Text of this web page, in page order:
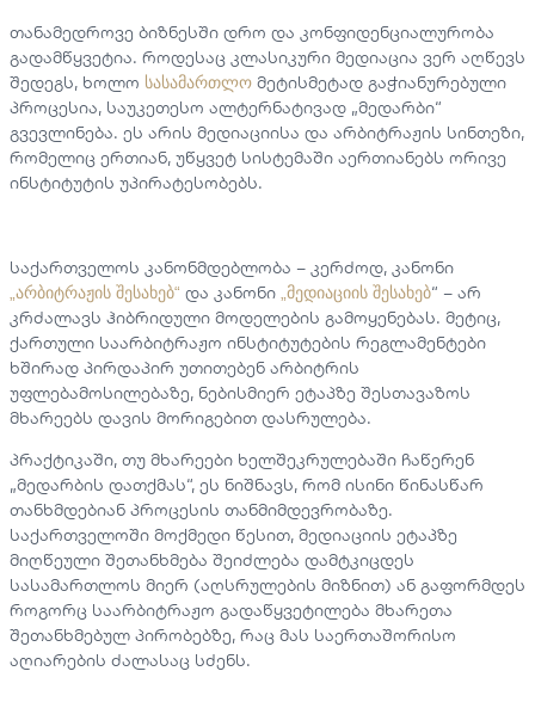
თანამედროვე ბიზნესში დრო და კონფიდენციალურობა
გადამწყვეტია. როდესაც კლასიკური მედიაცია ვერ აღწევს
შედეგს, ხოლო სასამართლო მეტისმეტად გაჭიანურებული
პროცესია, საუკეთესო ალტერნატივად „მედარბი“
გვევლინება. ეს არის მედიაციისა და არბიტრაჟის სინთეზი,
რომელიც ერთიან, უწყვეტ სისტემაში აერთიანებს ორივე
ინსტიტუტის უპირატესობებს.
საქართველოს კანონმდებლობა – კერძოდ, კანონი
„არბიტრაჟის შესახებ“ და კანონი „მედიაციის შესახებ“ – არ
კრძალავს ჰიბრიდული მოდელების გამოყენებას. მეტიც,
ქართული საარბიტრაჟო ინსტიტუტების რეგლამენტები
ხშირად პირდაპირ უთითებენ არბიტრის
უფლებამოსილებაზე, ნებისმიერ ეტაპზე შესთავაზოს
მხარეებს დავის მორიგებით დასრულება.
პრაქტიკაში, თუ მხარეები ხელშეკრულებაში ჩაწერენ
„მედარბის დათქმას“, ეს ნიშნავს, რომ ისინი წინასწარ
თანხმდებიან პროცესის თანმიმდევრობაზე.
საქართველოში მოქმედი წესით, მედიაციის ეტაპზე
მიღწეული შეთანხმება შეიძლება დამტკიცდეს
სასამართლოს მიერ (აღსრულების მიზნით) ან გაფორმდეს
როგორც საარბიტრაჟო გადაწყვეტილება მხარეთა
შეთანხმებულ პირობებზე, რაც მას საერთაშორისო
აღიარების ძალასაც სძენს.